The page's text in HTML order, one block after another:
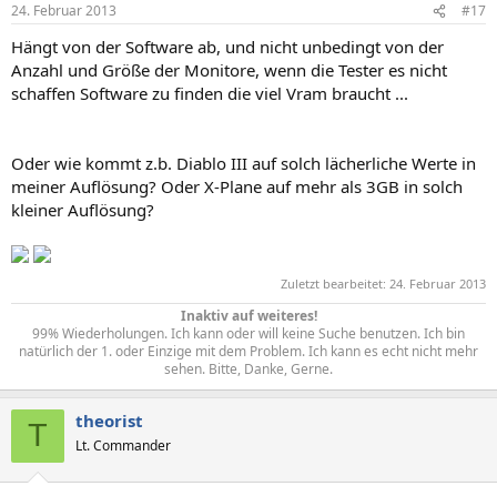
24. Februar 2013 #17
Hängt von der Software ab, und nicht unbedingt von der
Anzahl und Größe der Monitore, wenn die Tester es nicht
schaffen Software zu finden die viel Vram braucht ...
Oder wie kommt z.b. Diablo III auf solch lächerliche Werte in
meiner Auflösung? Oder X-Plane auf mehr als 3GB in solch
kleiner Auflösung?
Zuletzt bearbeitet: 24. Februar 2013
Inaktiv auf weiteres!
99% Wiederholungen. Ich kann oder will keine Suche benutzen. Ich bin
natürlich der 1. oder Einzige mit dem Problem. Ich kann es echt nicht mehr
sehen. Bitte, Danke, Gerne.​
T theorist
Lt. Commander